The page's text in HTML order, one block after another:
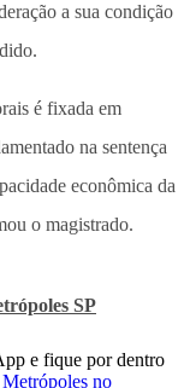
a sua condição
é fixada em
na sentença
econômica da
o magistrado.
SP
e fique por dentro
no